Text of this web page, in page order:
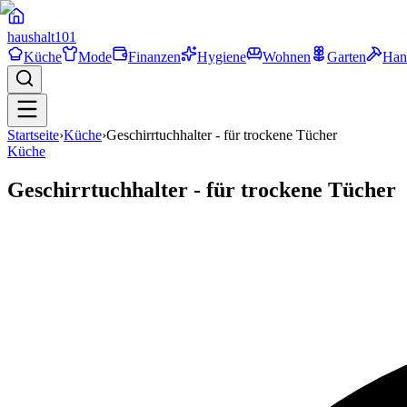
haushalt101
Küche
Mode Finanzen Hygiene Wohnen Garten
Startseite›Küche›Geschirrtuchhalter - für trockene Tücher
Küche
Geschirrtuchhalter - für trockene Tücher